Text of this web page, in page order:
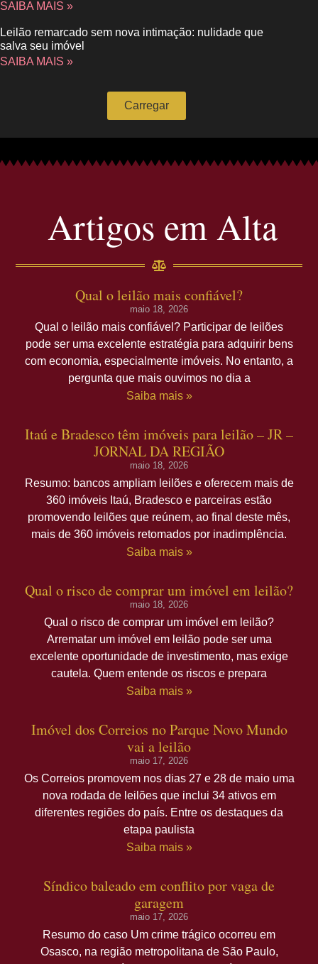
SAIBA MAIS »
Leilão remarcado sem nova intimação: nulidade que
salva seu imóvel
SAIBA MAIS »
Carregar
Artigos em Alta
Qual o leilão mais confiável?
maio 18, 2026
Qual o leilão mais confiável? Participar de leilões
pode ser uma excelente estratégia para adquirir bens
com economia, especialmente imóveis. No entanto, a
pergunta que mais ouvimos no dia a
Saiba mais »
Itaú e Bradesco têm imóveis para leilão – JR –
JORNAL DA REGIÃO
maio 18, 2026
Resumo: bancos ampliam leilões e oferecem mais de
360 imóveis Itaú, Bradesco e parceiras estão
promovendo leilões que reúnem, ao final deste mês,
mais de 360 imóveis retomados por inadimplência.
Saiba mais »
Qual o risco de comprar um imóvel em leilão?
maio 18, 2026
Qual o risco de comprar um imóvel em leilão?
Arrematar um imóvel em leilão pode ser uma
excelente oportunidade de investimento, mas exige
cautela. Quem entende os riscos e prepara
Saiba mais »
Imóvel dos Correios no Parque Novo Mundo
vai a leilão
maio 17, 2026
Os Correios promovem nos dias 27 e 28 de maio uma
nova rodada de leilões que inclui 34 ativos em
diferentes regiões do país. Entre os destaques da
etapa paulista
Saiba mais »
Síndico baleado em conflito por vaga de
garagem
maio 17, 2026
Resumo do caso Um crime trágico ocorreu em
Osasco, na região metropolitana de São Paulo,